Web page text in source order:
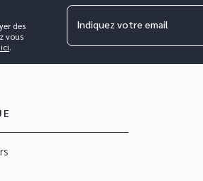
des
vous
.
Indiquez votre email